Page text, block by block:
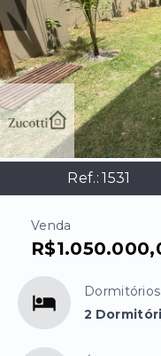
Ref.:1531
Venda
Dormitórios
2